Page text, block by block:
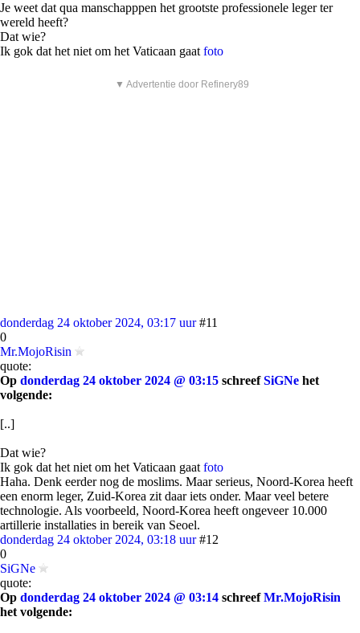
Je weet dat qua manschapppen het grootste professionele leger ter
wereld heeft?
Dat wie?
Ik gok dat het niet om het Vaticaan gaat foto
▼ Advertentie door Refinery89
donderdag 24 oktober 2024, 03:17 uur #11
0
Mr.MojoRisin
quote:
Op donderdag 24 oktober 2024 @ 03:15 schreefSiGNe het
volgende:
[..]
Dat wie?
Ik gok dat het niet om het Vaticaan gaat foto
Haha. Denk eerder nog de moslims. Maar serieus, Noord-Korea heeft
een enorm leger, Zuid-Korea zit daar iets onder. Maar veel betere
technologie. Als voorbeeld, Noord-Korea heeft ongeveer 10.000
artillerie installaties in bereik van Seoel.
donderdag 24 oktober 2024, 03:18 uur #12
0
SiGNe
quote:
Op donderdag 24 oktober 2024 @ 03:14 schreefMr.MojoRisin
het volgende: